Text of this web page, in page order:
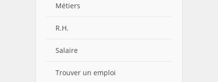
Métiers
R.H.
Salaire
Trouver un emploi